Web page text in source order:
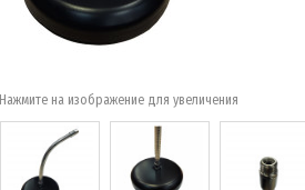
Нажмите на изображение для увеличения